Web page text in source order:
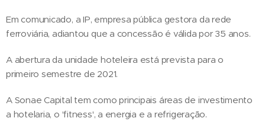
Em comunicado, a IP, empresa pública gestora da rede
ferroviária, adiantou que a concessão é válida por 35 anos.
A abertura da unidade hoteleira está prevista para o
primeiro semestre de 2021.
A Sonae Capital tem como principais áreas de investimento
a hotelaria, o 'fitness', a energia e a refrigeração.